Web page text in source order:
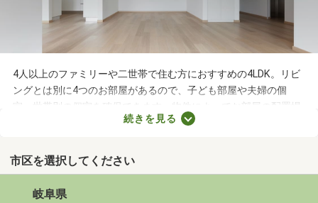
4人以上のファミリーや二世帯で住む方におすすめの4LDK。リビ
ングとは別に4つのお部屋があるので、子ども部屋や夫婦の個
室、世帯別の個室を確保できます。物件によってお部屋の配置場
所が異なるので、内見前に間取りをチェックすることがおすすめ
します。
続きを見る
市区を選択してください
岐阜県